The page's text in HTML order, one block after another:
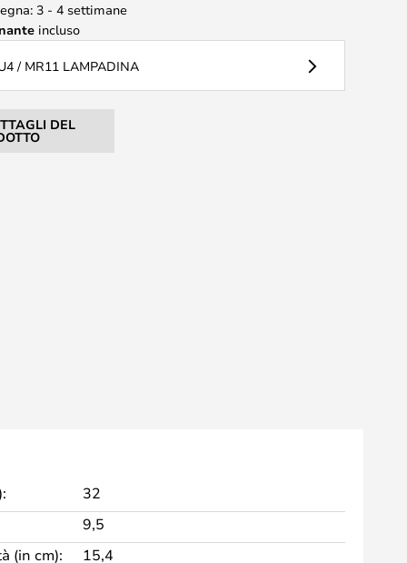
3 - 4 settimane
incluso
/ MR11 LAMPADINA
DEL
32
9,5
(in cm):
15,4